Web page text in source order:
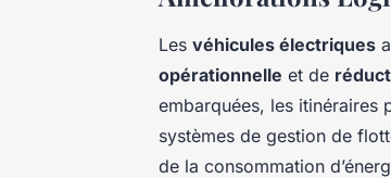
Les véhicules électriques
opérationnelle et de
embarquées, les itinéraires
systèmes de gestion de
de la consommation